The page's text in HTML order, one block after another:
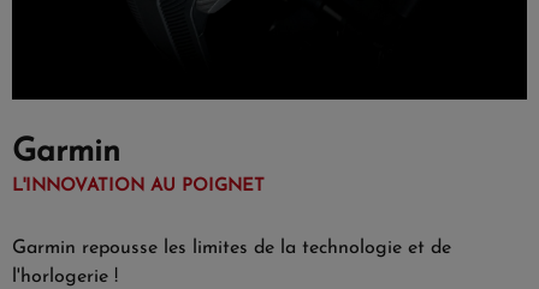
Garmin
L'INNOVATION AU POIGNET
Garmin repousse les limites de la technologie et de
l'horlogerie !